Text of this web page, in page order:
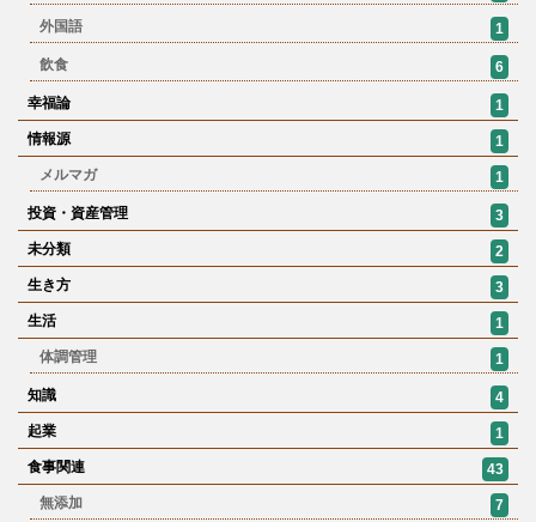
外国語 1
飲食 6
幸福論
1
情報源
1
メルマガ
1
投資・資産管理
3
未分類
2
生き方
3
生活
1
体調管理
1
知識
4
起業
1
食事関連
43
無添加
7